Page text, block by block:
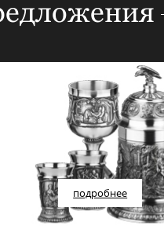
подробнее